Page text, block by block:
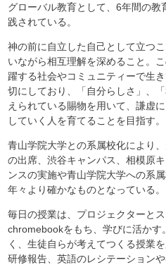
グローバル教育として、6年間の
践されている。
神の前に自立した自己として立つ
いながら相互理解を深めること。
躍する社会やコミュニティーで生
切にしており、「自分らしさ」、
えられている賜物を用いて、謙虚
していく人を育てることを目指す。
青山学院大学との系属校化により
の出席、渋谷キャンパス、相模原
ンスの実施や青山学院大学への系
年々より確かなものとなっている。
毎日の授業は、プロジェクターと
chromebookをもち、学びに活かす
く、生徒自らが考えてつくる授業
研修報告、英語のレシテーション